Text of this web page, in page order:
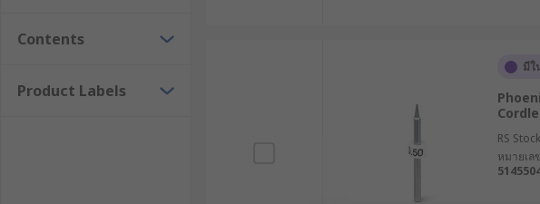
Contents
Product Labels
มีใ
RS
หมายเล